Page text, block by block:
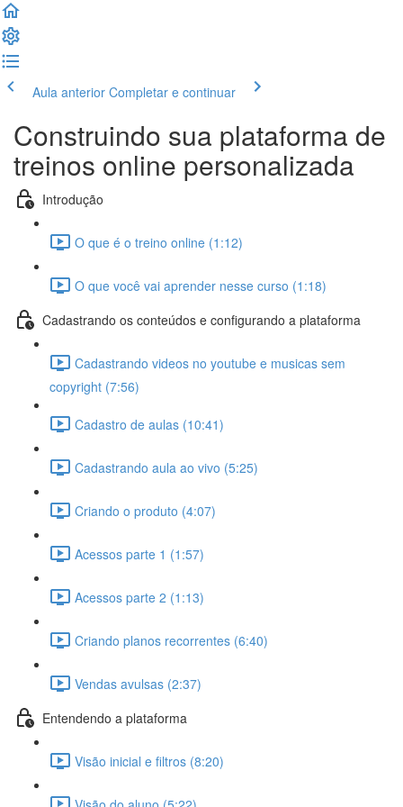
Aula anterior Completar e continuar
Construindo sua plataforma de
treinos online personalizada
Introdução
O que é o treino online (1:12)
O que você vai aprender nesse curso (1:18)
Cadastrando os conteúdos e configurando a plataforma
Cadastrando videos no youtube e musicas sem
copyright (7:56)
Cadastro de aulas (10:41)
Cadastrando aula ao vivo (5:25)
Criando o produto (4:07)
Acessos parte 1 (1:57)
Acessos parte 2 (1:13)
Criando planos recorrentes (6:40)
Vendas avulsas (2:37)
Entendendo a plataforma
Visão inicial e filtros (8:20)